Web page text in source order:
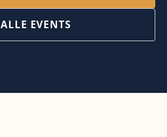
ALLE EVENTS